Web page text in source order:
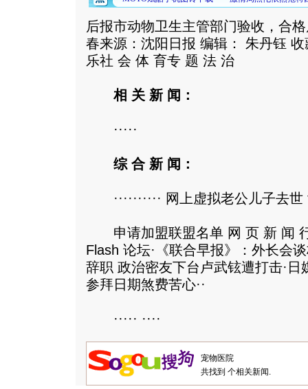
后报市动物卫生主管部门验收，合
春来源：沈阳日报 编辑： 朱丹钰
乐社 会 体 育专 题 法 治
相 关 新 闻：
·····
综 合 新 闻：
·········· 网上虚拟老公儿子去
申请加盟联盟名单 网 页 新 闻
Flash 论坛·《联合早报》：外长会
辞职 政治密友下台卢武铉遭打击·
参拜日期煞费苦心··
····· ····
共找到 个相关新闻.